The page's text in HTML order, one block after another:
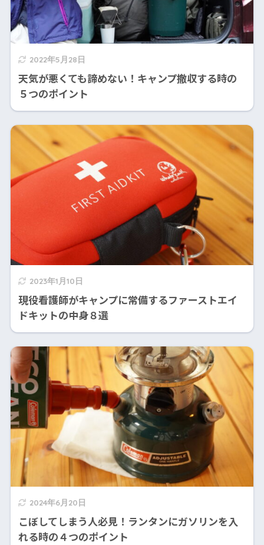
2022年5月28日
天気が悪くても諦めない！キャンプ撤収する時の
５つのポイント
2023年1月10日
現役看護師がキャンプに常備するファーストエイ
ドキットの中身８選
2024年6月20日
こぼしてしまう人必見！ランタンにガソリンを入
れる時の４つのポイント